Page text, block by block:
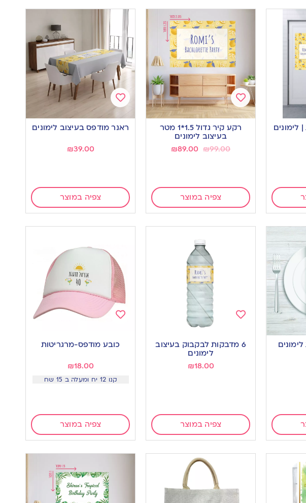
לימונים
Add
wishlist
רקע קיר גדול 1.5*1 מטר
בעיצוב לימונים
₪99.00
₪89.00
צפיה במוצר
Add
to
wishlist
ראנר מודפס בעיצוב לימונים
₪39.00
צפיה במוצר
to 6 מדבקות לבקבוק בעיצוב
לימונים
₪18.00
צפיה במוצר
כובע מודפס-מרגריטות
₪18.00
קנו 12 יח ומעלה ב 15 שח
צפיה במוצר